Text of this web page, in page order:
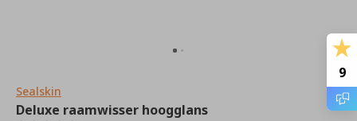
Sealskin
Deluxe raamwisser hoogglans
9